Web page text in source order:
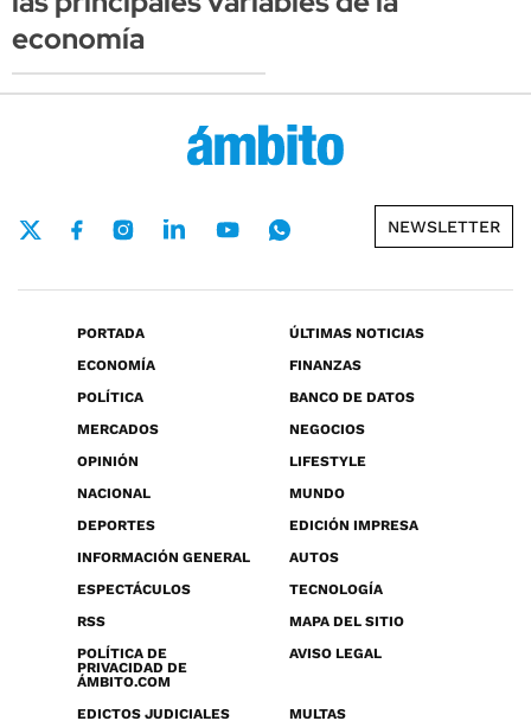
economía
NEWSLETTER
PORTADA
ÚLTIMAS NOTICIAS
ECONOMÍA
FINANZAS
POLÍTICA
BANCO DE DATOS
MERCADOS
NEGOCIOS
OPINIÓN
LIFESTYLE
NACIONAL
MUNDO
DEPORTES
EDICIÓN IMPRESA
INFORMACIÓN GENERAL
AUTOS
ESPECTÁCULOS
TECNOLOGÍA
RSS
MAPA DEL SITIO
POLÍTICA DE
PRIVACIDAD DE
ÁMBITO.COM
AVISO LEGAL
EDICTOS JUDICIALES MULTAS